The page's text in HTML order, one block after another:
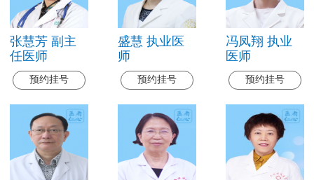
张慧芳 副主
任医师
预约挂号
盛慧 执业医
师
预约挂号
冯凤翔 执业
医师
预约挂号